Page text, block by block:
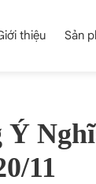
thiệu Sản
11